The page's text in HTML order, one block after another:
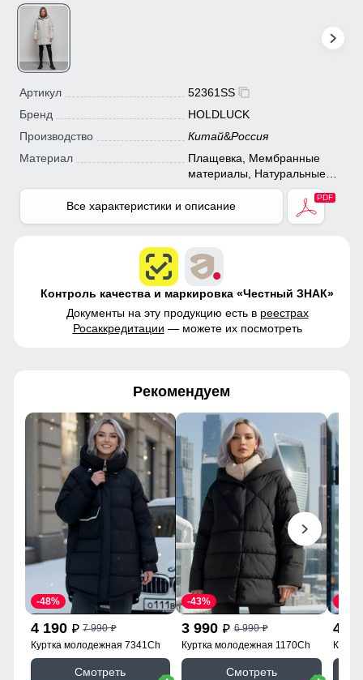
Артикул
52361SS
Бренд
HOLDLUCK
Производство
Китай&Россия
Материал
Плащевка, Мембранные
материалы, Натуральные
материалы, Полиэстер,
Тефлон, Ткань, Экологичные
Все характеристики и описание
Контроль качества и маркировка «Честный ЗНАК»
Документы на эту продукцию есть в реестрах
Росаккредитации — можете их посмотреть
Рекомендуем
4 190 p 7 990p
-48%
Куртка молодежная 7341Ch
Смотреть
3 990 p 6 990p
-43%
Куртка молодежная 1170Ch
Смотреть
4